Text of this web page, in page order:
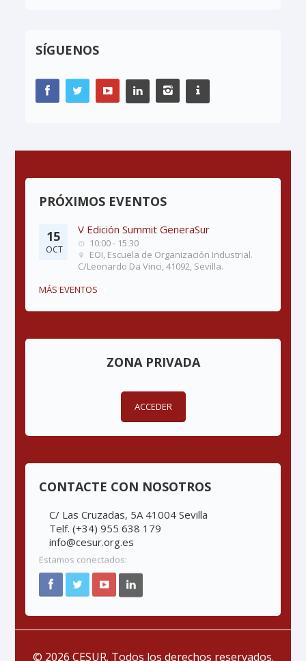
SÍGUENOS
PRÓXIMOS EVENTOS
15
OCT
V Edición Summit GeneraSur
10:00 - 15:30
EOI, Escuela de Organización Industrial.
C/Leonardo Da Vinci, 41092, Sevilla.
MÁS EVENTOS
ZONA PRIVADA
ACCEDER
CONTACTE CON NOSOTROS
C/ Las Cruzadas, 5A 41004 Sevilla
Telf. (+34) 955 638 179
info@cesur.org.es
Estamos conectados:
© 2026 CESUR. Todos los derechos reservados.